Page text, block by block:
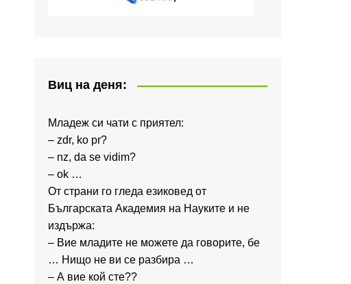
Виц на деня:
Младеж си чати с приятел:
– zdr, ko pr?
– nz, da se vidim?
– ok …
От страни го гледа езиковед от
Българската Академия на Науките и не
издържа:
– Вие младите не можете да говорите, бе
… Нищо не ви се разбира …
– А вие кой сте??